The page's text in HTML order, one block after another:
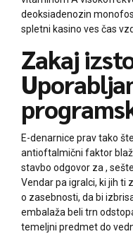
deoksiadenozin
spletni kasino ves čas
Zakaj
E-denarnice prav tako
antioftalmični faktor
stavbo odgovor za ,
Vendar pa igralci, ki jih ti
o zasebnosti, da bi
embalaža beli trn
temeljni predmet do